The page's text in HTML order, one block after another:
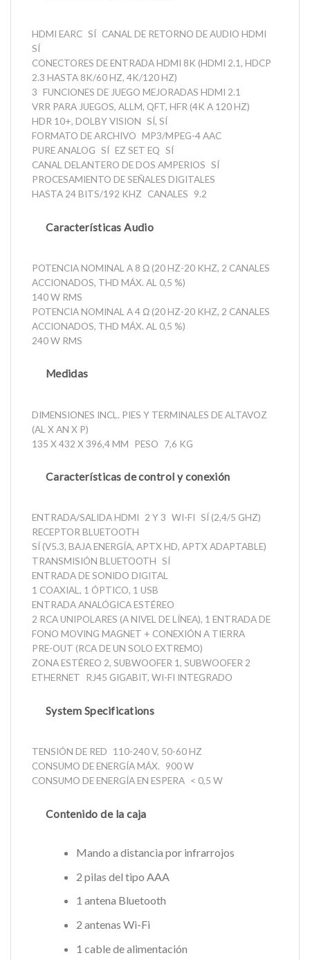
HDMI EARC SÍ
CANAL DE RETORNO DE AUDIO HDMI
SÍ
CONECTORES DE ENTRADA HDMI 8K (HDMI 2.1, HDCP
2.3 HASTA 8K/60 HZ, 4K/120 HZ)
3 FUNCIONES DE JUEGO MEJORADAS HDMI 2.1
VRR PARA JUEGOS, ALLM, QFT, HFR (4K A 120 HZ)
HDR 10+, DOLBY VISION SÍ, SÍ
FORMATO DE ARCHIVO MP3/MPEG-4 AAC
PURE ANALOG SÍ EZ SET EQ SÍ
CANAL DELANTERO DE DOS AMPERIOS SÍ
PROCESAMIENTO DE SEÑALES DIGITALES
HASTA 24 BITS/192 KHZ
CANALES 9.2
Características Audio
POTENCIA NOMINAL A 8 Ω (20 HZ-20 KHZ, 2 CANALES
ACCIONADOS, THD MÁX. AL 0,5 %)
140 W RMS
POTENCIA NOMINAL A 4 Ω (20 HZ-20 KHZ, 2 CANALES
ACCIONADOS, THD MÁX. AL 0,5 %)
240 W RMS
Medidas
DIMENSIONES INCL. PIES Y TERMINALES DE ALTAVOZ
(AL X AN X P)
135 X 432 X 396,4 MM
PESO 7,6 KG
Características de control y conexión
ENTRADA/SALIDA HDMI 2 Y 3 WI-FI SÍ (2,4/5 GHZ)
RECEPTOR BLUETOOTH
SÍ (V5.3, BAJA ENERGÍA, APTX HD, APTX ADAPTABLE)
TRANSMISIÓN BLUETOOTH SÍ
ENTRADA DE SONIDO DIGITAL
1 COAXIAL, 1 ÓPTICO, 1 USB
ENTRADA ANALÓGICA ESTÉREO
2 RCA UNIPOLARES (A NIVEL DE LÍNEA), 1 ENTRADA DE
FONO MOVING MAGNET + CONEXIÓN A TIERRA
PRE-OUT (RCA DE UN SOLO EXTREMO)
ZONA ESTÉREO 2, SUBWOOFER 1, SUBWOOFER 2
ETHERNET
RJ45 GIGABIT, WI-FI INTEGRADO
System Specifications
TENSIÓN DE RED
110-240 V, 50-60 HZ
CONSUMO DE ENERGÍA MÁX.
900 W
CONSUMO DE ENERGÍA EN ESPERA < 0,5 W
Contenido de la caja
Mando a distancia por infrarrojos
2 pilas del tipo AAA
1 antena Bluetooth
2 antenas Wi-Fi
1 cable de alimentación